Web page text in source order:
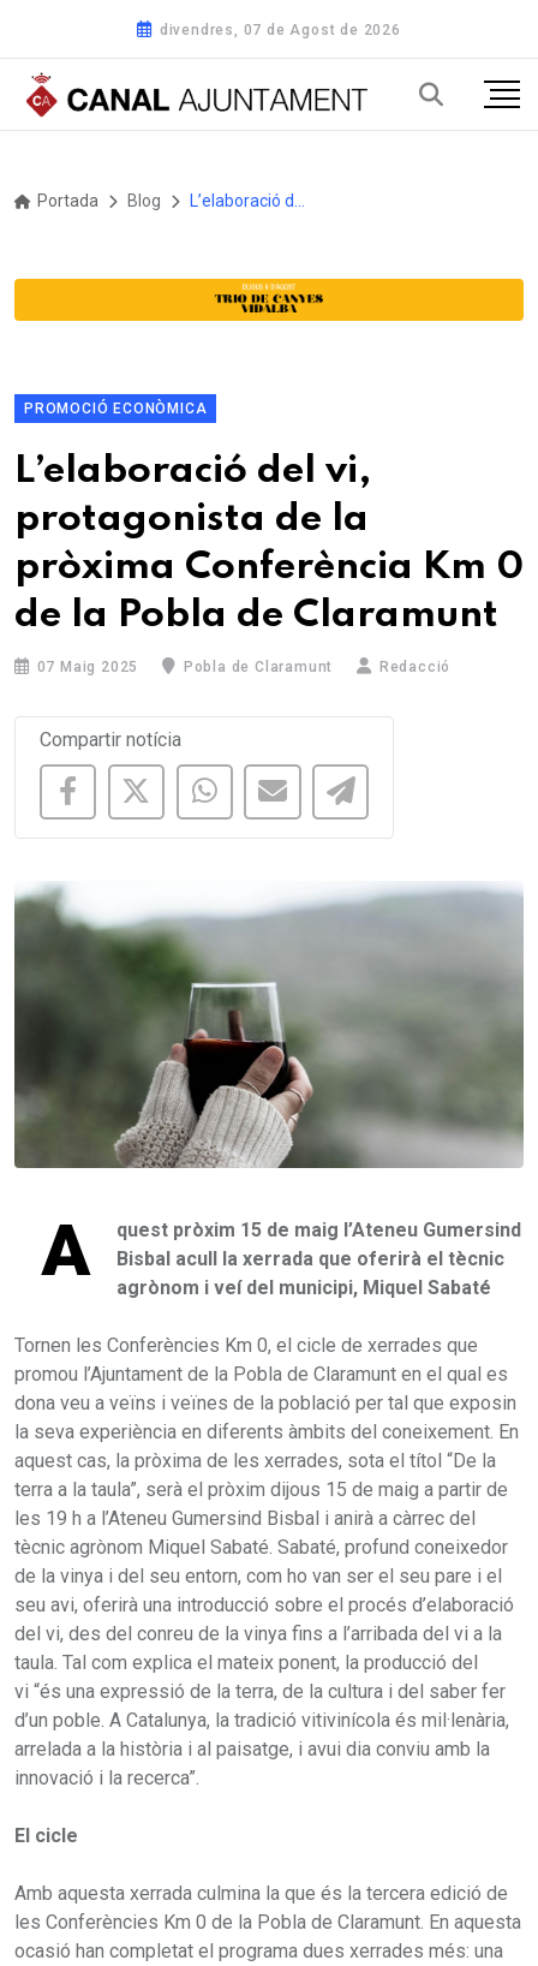
divendres, 07 de Agost de 2026
Portada Blog
PROMOCIÓ ECONÒMICA
L’elaboració del vi,
protagonista de la
pròxima Conferència Km 0
de la Pobla de Claramunt
07 Maig 2025 Pobla de Claramunt Redacció
Compartir notícia
A
quest pròxim 15 de maig l’Ateneu Gumersind
Bisbal acull la xerrada que oferirà el tècnic
agrònom i veí del municipi, Miquel Sabaté
Tornen les Conferències Km 0, el cicle de xerrades que
promou l’Ajuntament de la Pobla de Claramunt en el qual es
dona veu a veïns i veïnes de la població per tal que exposin
la seva experiència en diferents àmbits del coneixement. En
aquest cas, la pròxima de les xerrades, sota el títol “De la
terra a la taula”, serà el pròxim dijous 15 de maig a partir de
les 19 h a l’Ateneu Gumersind Bisbal i anirà a càrrec del
tècnic agrònom Miquel Sabaté. Sabaté, profund coneixedor
de la vinya i del seu entorn, com ho van ser el seu pare i el
seu avi, oferirà una introducció sobre el procés d’elaboració
del vi, des del conreu de la vinya fins a l’arribada del vi a la
taula. Tal com explica el mateix ponent, la producció del
vi “és una expressió de la terra, de la cultura i del saber fer
d’un poble. A Catalunya, la tradició vitivinícola és mil·lenària,
arrelada a la història i al paisatge, i avui dia conviu amb la
innovació i la recerca”.
El cicle
Amb aquesta xerrada culmina la que és la tercera edició de
les Conferències Km 0 de la Pobla de Claramunt. En aquesta
ocasió han completat el programa dues xerrades més: una